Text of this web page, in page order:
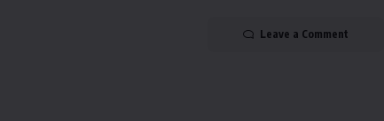
Leave a Comment